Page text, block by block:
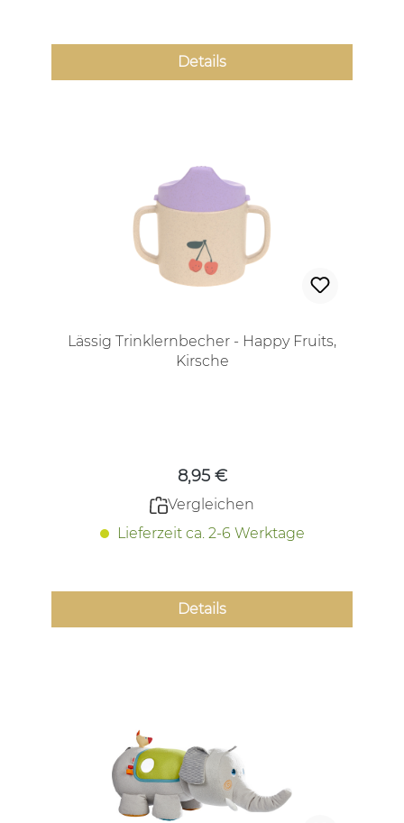
Details
Lässig Trinklernbecher - Happy Fruits,
Kirsche
8,95 €
Vergleichen
Lieferzeit ca. 2-6 Werktage
Details